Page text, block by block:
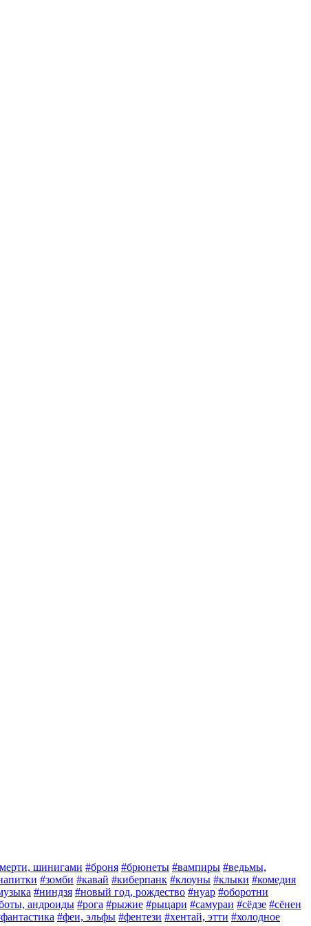
шинигами #броня #брюнеты #вампиры #ведьмы,
#зомби #кавай #киберпанк #клоуны #клыки #комедия
#ниндзя #новый год, рождество #нуар #оборотни
андроиды #рога #рыжие #рыцари #самураи #сёдзе #сёнен
#феи, эльфы #фентези #хентай, этти #холодное